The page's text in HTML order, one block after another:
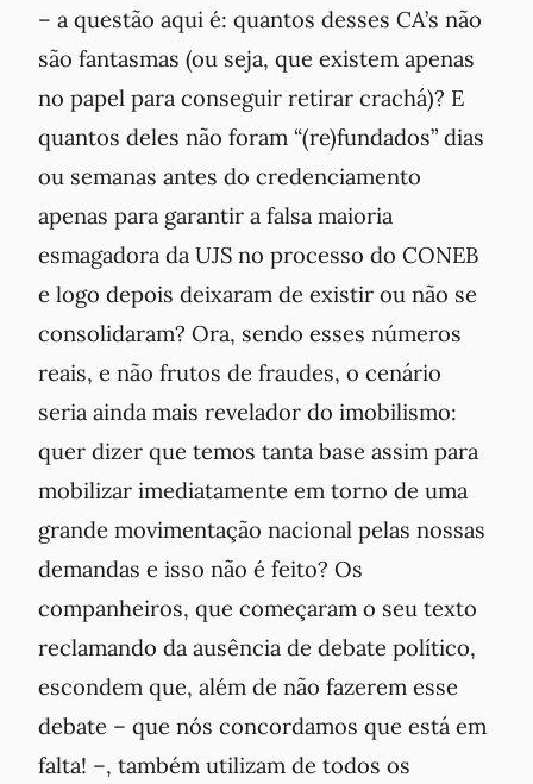
– a questão aqui é: quantos desses CA’s não
são fantasmas (ou seja, que existem apenas
no papel para conseguir retirar crachá)? E
quantos deles não foram “(re)fundados” dias
ou semanas antes do credenciamento
apenas para garantir a falsa maioria
esmagadora da UJS no processo do CONEB
e logo depois deixaram de existir ou não se
consolidaram? Ora, sendo esses números
reais, e não frutos de fraudes, o cenário
seria ainda mais revelador do imobilismo:
quer dizer que temos tanta base assim para
mobilizar imediatamente em torno de uma
grande movimentação nacional pelas nossas
demandas e isso não é feito? Os
companheiros, que começaram o seu texto
reclamando da ausência de debate político,
escondem que, além de não fazerem esse
debate – que nós concordamos que está em
falta! –, também utilizam de todos os